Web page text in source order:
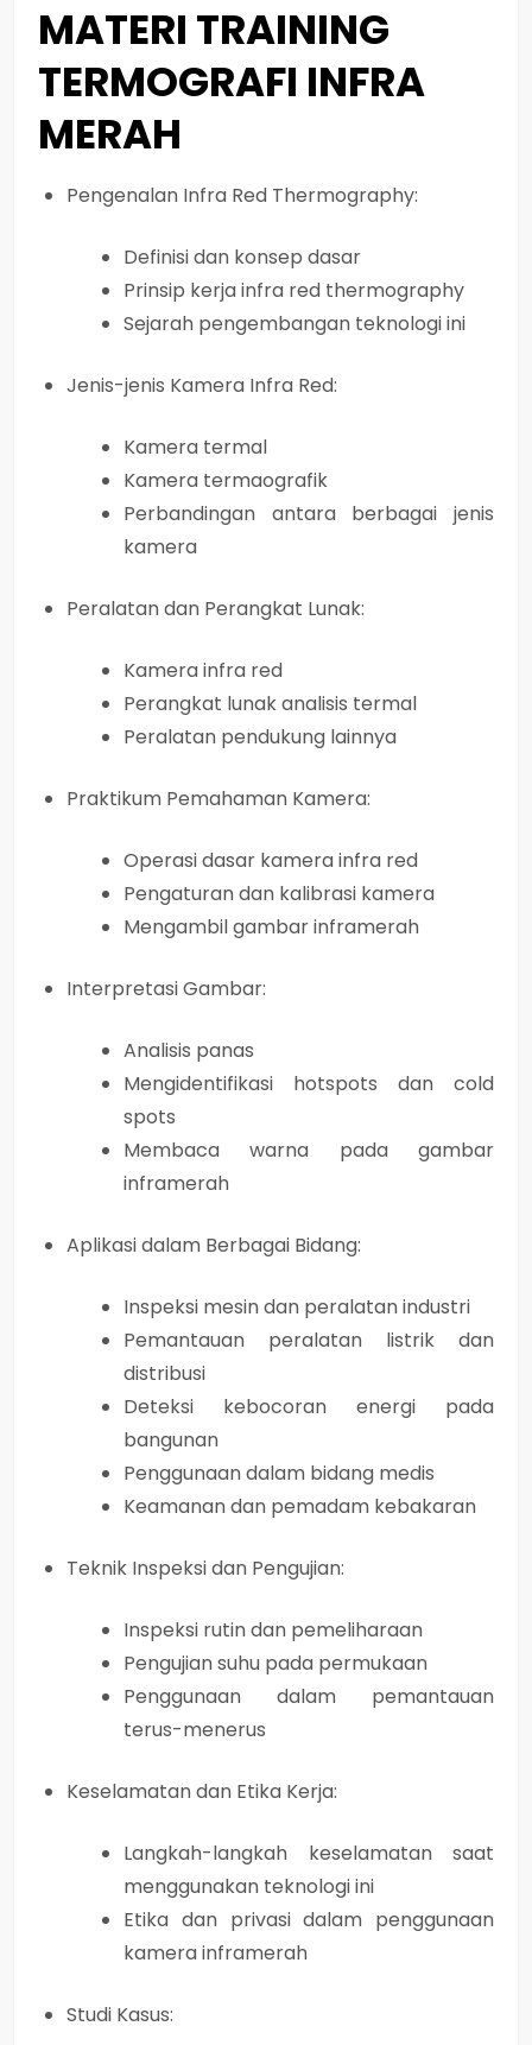
MATERI TRAINING
TERMOGRAFI INFRA
MERAH
Pengenalan Infra Red Thermography:
Definisi dan konsep dasar
Prinsip kerja infra red thermography
Sejarah pengembangan teknologi ini
Jenis-jenis Kamera Infra Red:
Kamera termal
Kamera termaografik
Perbandingan antara berbagai jenis
kamera
Peralatan dan Perangkat Lunak:
Kamera infra red
Perangkat lunak analisis termal
Peralatan pendukung lainnya
Praktikum Pemahaman Kamera:
Operasi dasar kamera infra red
Pengaturan dan kalibrasi kamera
Mengambil gambar inframerah
Interpretasi Gambar:
Analisis panas
Mengidentifikasi hotspots dan cold
spots
Membaca warna pada gambar
inframerah
Aplikasi dalam Berbagai Bidang:
Inspeksi mesin dan peralatan industri
Pemantauan peralatan listrik dan
distribusi
Deteksi kebocoran energi pada
bangunan
Penggunaan dalam bidang medis
Keamanan dan pemadam kebakaran
Teknik Inspeksi dan Pengujian:
Inspeksi rutin dan pemeliharaan
Pengujian suhu pada permukaan
Penggunaan dalam pemantauan
terus-menerus
Keselamatan dan Etika Kerja:
Langkah-langkah keselamatan saat
menggunakan teknologi ini
Etika dan privasi dalam penggunaan
kamera inframerah
Studi Kasus: